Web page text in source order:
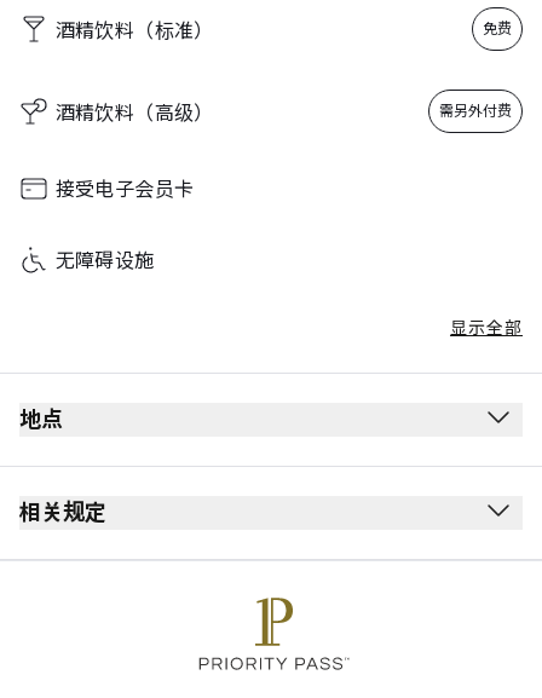
Friday 06:00 - 19:00
Sunday 06:00 - 19:00
酒精饮料（标准） 免费
酒精饮料（高级） 需另外付费
接受电子会员卡
无障碍设施
显示全部
地点
相关规定